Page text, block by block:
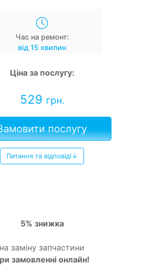
Час на ремонт:
від 15 хвилин
Ціна за послугу:
529 грн.
послугу
Питання та відповіді↓
5% знижка
на заміну запчастини
замовленні онлайн!